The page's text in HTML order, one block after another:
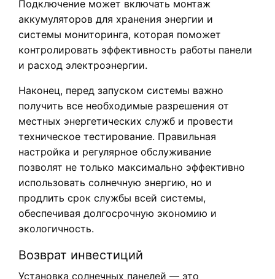
Подключение может включать монтаж
аккумуляторов для хранения энергии и
системы мониторинга, которая поможет
контролировать эффективность работы панели
и расход электроэнергии.
Наконец, перед запуском системы важно
получить все необходимые разрешения от
местных энергетических служб и провести
техническое тестирование. Правильная
настройка и регулярное обслуживание
позволят не только максимально эффективно
использовать солнечную энергию, но и
продлить срок службы всей системы,
обеспечивая долгосрочную экономию и
экологичность.
Возврат инвестиций
Установка солнечных панелей — это